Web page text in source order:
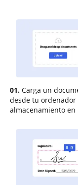
01. Carga un
desde tu ordenador
almacenamiento en